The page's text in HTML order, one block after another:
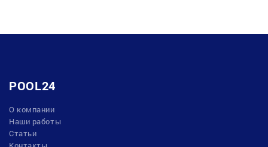
POOL24
О компании
Наши работы
Статьи